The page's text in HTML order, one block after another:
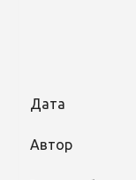
Дата
Автор